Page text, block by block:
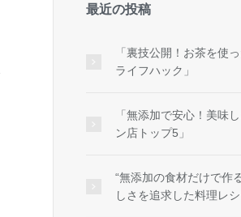
最近の投稿
「裏技公開！お茶を使
ライフハック」
「無添加で安心！美味
ン店トップ5」
“無添加の食材だけで作
しさを追求した料理レ